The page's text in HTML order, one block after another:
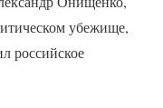
убежище,
российское